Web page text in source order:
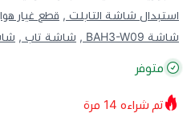
استبدال شاشة التابلت , قطع غيار
شاشة BAH3-W09 ,
شاشة تاب ,
متوفر
تم شراءه 14 مرة